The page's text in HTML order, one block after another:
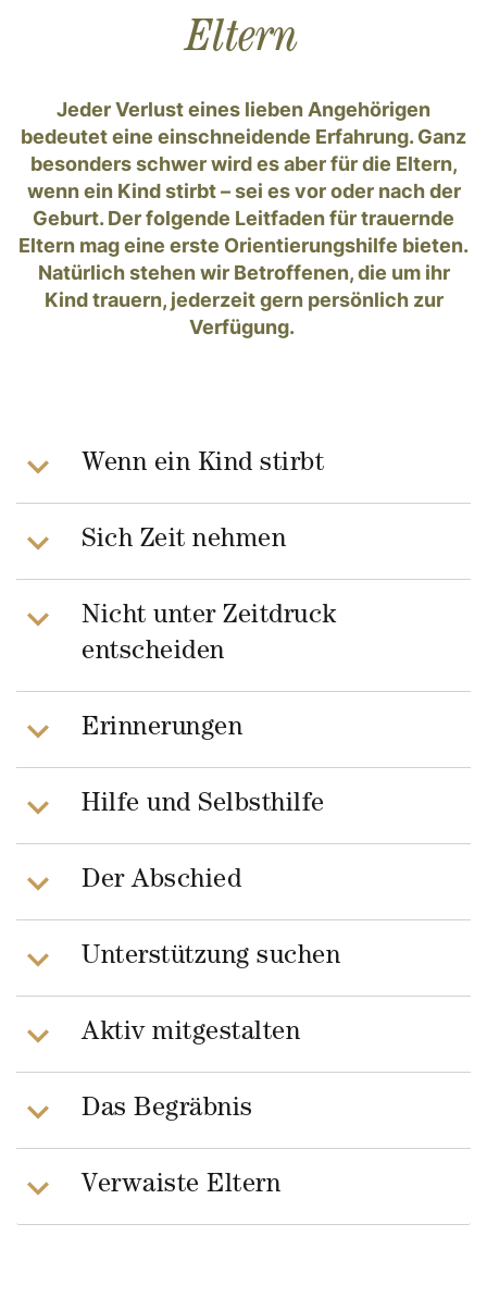
Eltern
Jeder Verlust eines lieben Angehörigen
bedeutet eine einschneidende Erfahrung. Ganz
besonders schwer wird es aber für die Eltern,
wenn ein Kind stirbt – sei es vor oder nach der
Geburt. Der folgende Leitfaden für trauernde
Eltern mag eine erste Orientierungshilfe bieten.
Natürlich stehen wir Betroffenen, die um ihr
Kind trauern, jederzeit gern persönlich zur
Verfügung.
Wenn ein Kind stirbt
Sich Zeit nehmen
Nicht unter Zeitdruck
entscheiden
Erinnerungen
Hilfe und Selbsthilfe
Der Abschied
Unterstützung suchen
Aktiv mitgestalten
Das Begräbnis
Verwaiste Eltern